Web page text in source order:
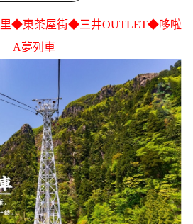
◆東茶屋街◆三井OUTLET◆哆啦
A夢列車